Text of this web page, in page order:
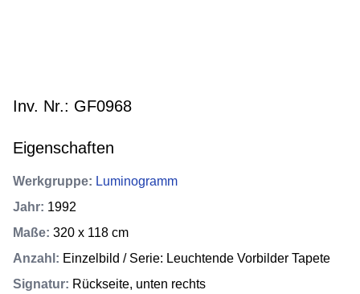
Inv. Nr.: GF0968
Eigenschaften
Werkgruppe: Luminogramm
Jahr: 1992
Maße: 320 x 118 cm
Anzahl : Einzelbild / Serie: Leuchtende Vorbilder Tapete
Signatur: Rückseite, unten rechts